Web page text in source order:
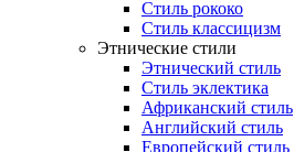
Стиль рококо
Стиль классицизм
Этнические стили
Этнический стиль
Стиль эклектика
Африканский стиль
Английский стиль
Европейский стиль